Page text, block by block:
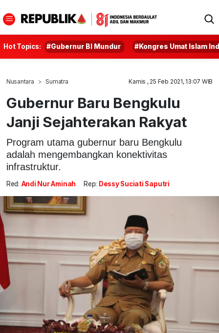
Hot Topics: #Gubernur BI Mundur #Kongres Umat Islam
Nusantara Sumatra Kamis , 25 Feb 2021, 13:07 WIB
Gubernur Baru Bengkulu
Janji Sejahterakan Rakyat
Program utama gubernur baru Bengkulu
adalah mengembangkan konektivitas
infrastruktur.
Red: Andi Nur Aminah Rep: Dessy Suciati Saputri